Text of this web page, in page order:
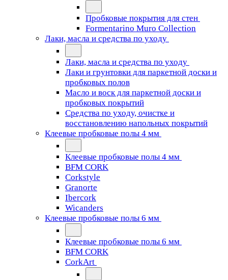
Пробковые покрытия для стен
Formentarino Muro Collection
Лаки, масла и средства по уходу
Лаки, масла и средства по уходу
Лаки и грунтовки для паркетной доски и
пробковых полов
Масло и воск для паркетной доски и
пробковых покрытий
Средства по уходу, очистке и
восстановлению напольных покрытий
Клеевые пробковые полы 4 мм
Клеевые пробковые полы 4 мм
BFM CORK
Corkstyle
Granorte
Ibercork
Wicanders
Клеевые пробковые полы 6 мм
Клеевые пробковые полы 6 мм
BFM CORK
CorkArt